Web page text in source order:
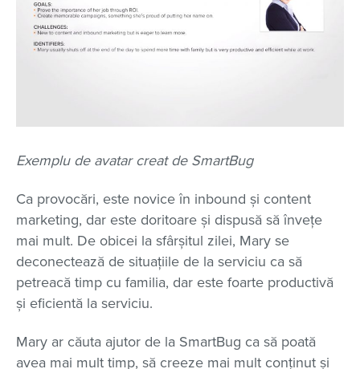
Exemplu de avatar creat de SmartBug
Ca provocări, este novice în inbound și content
marketing, dar este doritoare și dispusă să învețe
mai mult. De obicei la sfârșitul zilei, Mary se
deconectează de situațiile de la serviciu ca să
petreacă timp cu familia, dar este foarte productivă
și eficientă la serviciu.
Mary ar căuta ajutor de la SmartBug ca să poată
avea mai mult timp, să creeze mai mult conținut și